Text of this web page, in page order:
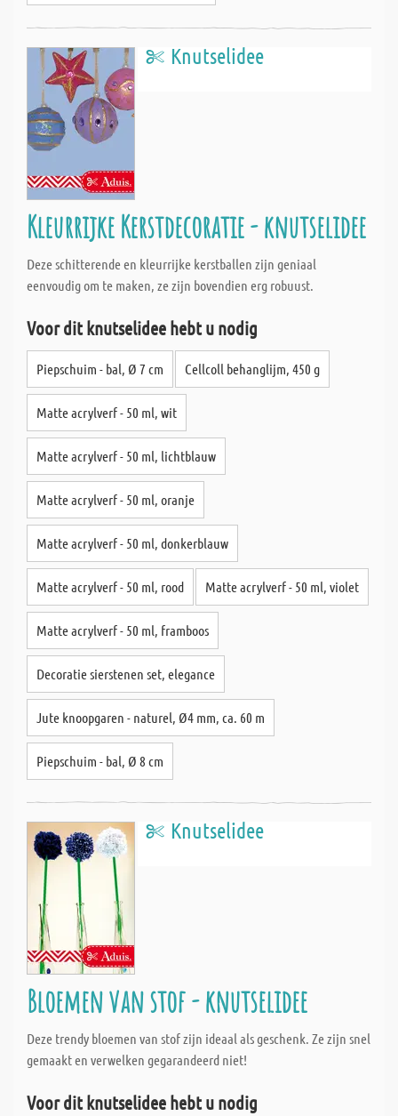
Knutselidee
Kleurrijke Kerstdecoratie - knutselidee
Deze schitterende en kleurrijke kerstballen zijn geniaal
eenvoudig om te maken, ze zijn bovendien erg robuust.
Voor dit knutselidee hebt u nodig
Piepschuim - bal, Ø 7 cm Cellcoll behanglijm, 450 g
Matte acrylverf - 50 ml, wit
Matte acrylverf - 50 ml, lichtblauw
Matte acrylverf - 50 ml, oranje
Matte acrylverf - 50 ml, donkerblauw
Matte acrylverf - 50 ml, rood Matte acrylverf - 50 ml, violet
Matte acrylverf - 50 ml, framboos
Decoratie sierstenen set, elegance
Jute knoopgaren - naturel, Ø4 mm, ca. 60 m
Piepschuim - bal, Ø 8 cm
Knutselidee
Bloemen van stof - knutselidee
Deze trendy bloemen van stof zijn ideaal als geschenk. Ze zijn snel
gemaakt en verwelken gegarandeerd niet!
Voor dit knutselidee hebt u nodig